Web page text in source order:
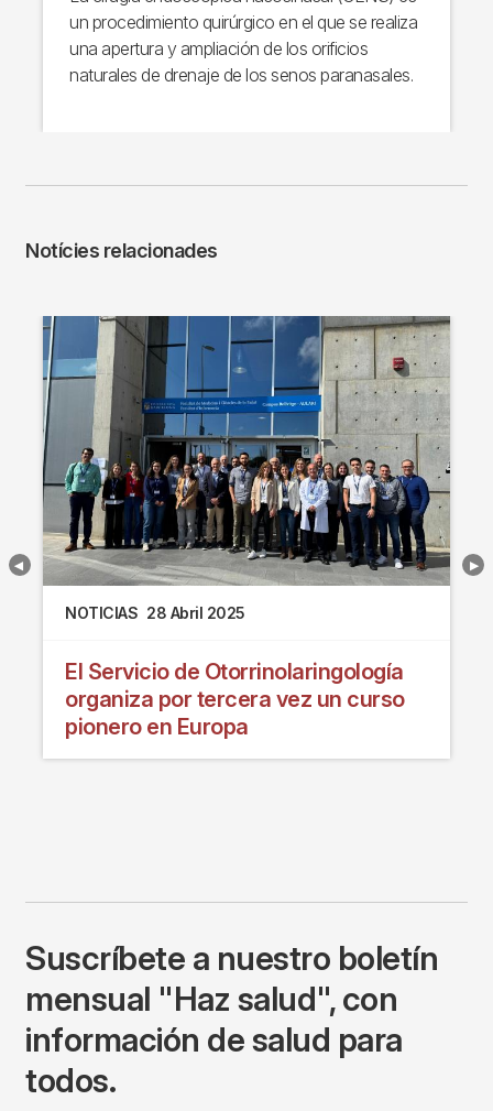
un procedimiento quirúrgico en el que se realiza
una apertura y ampliación de los orificios
naturales de drenaje de los senos paranasales.
Notícies relacionades
NOTICIAS 28 Abril 2025
El Servicio de Otorrinolaringología
organiza por tercera vez un curso
pionero en Europa
Suscríbete a nuestro boletín
mensual "Haz salud", con
información de salud para
todos.